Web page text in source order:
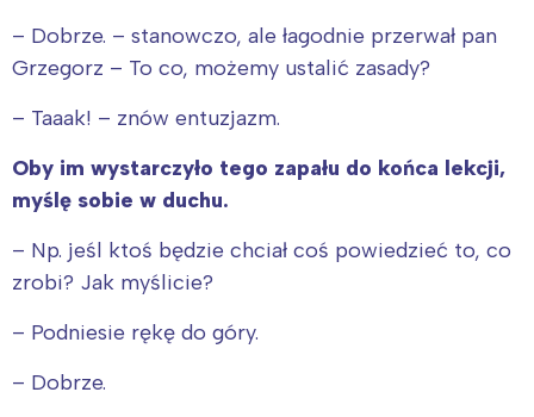
– Dobrze. – stanowczo, ale łagodnie przerwał pan
Grzegorz – To co, możemy ustalić zasady?
– Taaak! – znów entuzjazm.
Oby im wystarczyło tego zapału do końca lekcji,
myślę sobie w duchu.
– Np. jeśl ktoś będzie chciał coś powiedzieć to, co
zrobi? Jak myślicie?
– Podniesie rękę do góry.
– Dobrze.